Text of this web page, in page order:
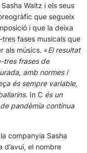
Waltz i els seus
que segueix
i que la deixa
fases musicals que
als músics. «El resultat
tres frases de
amb normes i
és sempre variable,
In C és un
pandèmia continua
companyia Sasha
d’avui, el nombre